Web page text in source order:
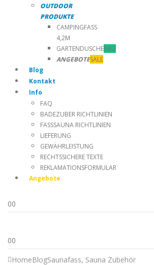
OUTDOOR
PRODUKTE
CAMPINGFASS
4,2M
GARTENDUSCHENEU
ANGEBOTESALE
Blog
Kontakt
Info
FAQ
BADEZUBER RICHTLINIEN
FASSSAUNA RICHTLINIEN
LIEFERUNG
GEWÄHRLEISTUNG
RECHTSSICHERE TEXTE
REKLAMATIONSFORMULAR
Angebote
00
00
HomeBlogSaunafass, Sauna Zubehör